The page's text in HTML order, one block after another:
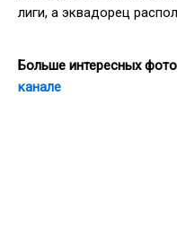
лиги, а эквадорец
Больше интересных
канале